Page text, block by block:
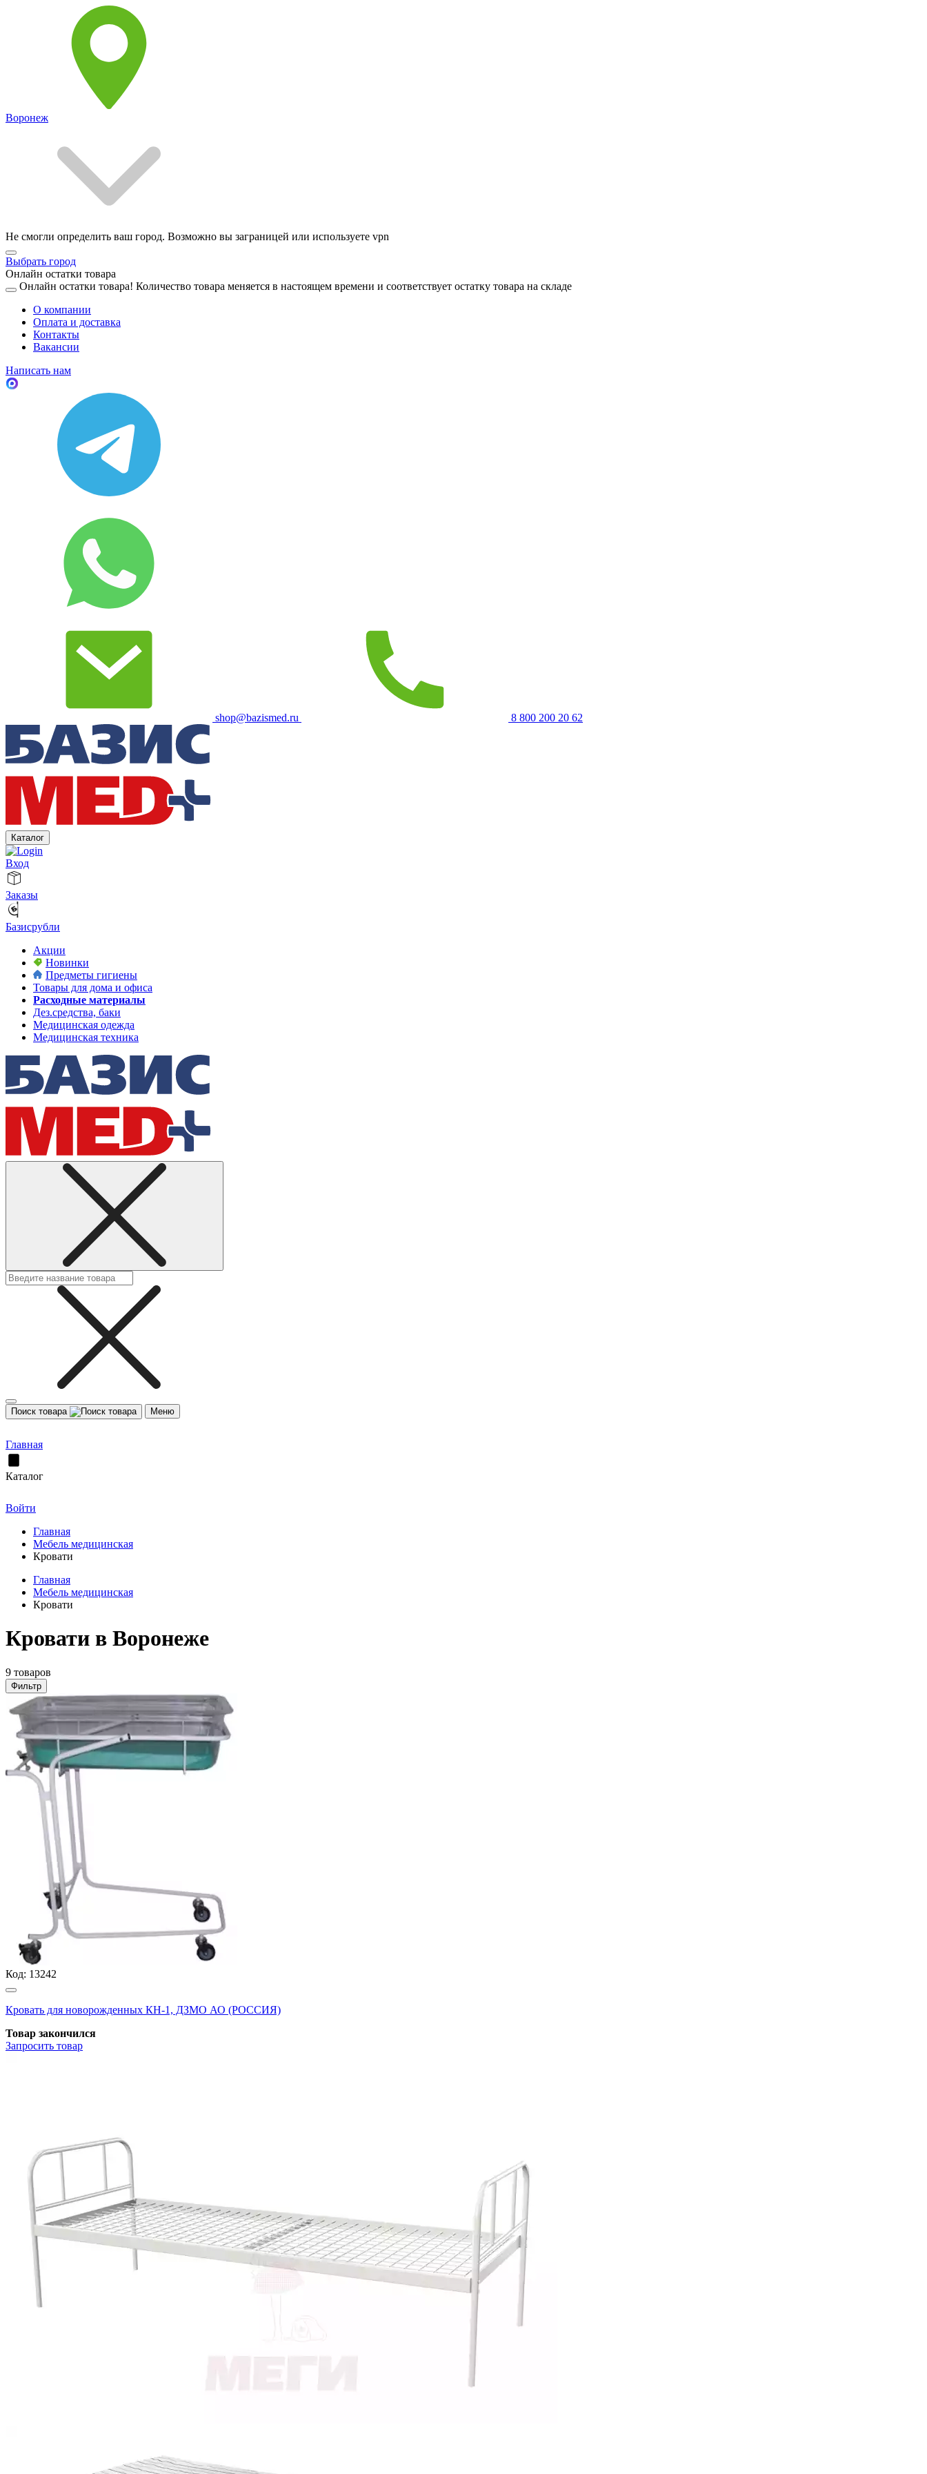
Воронеж
Не смогли определить ваш город. Возможно вы заграницей или используете vpn
Выбрать город
Онлайн остатки товара
Онлайн остатки товара! Количество товара меняется в настоящем времени и соответствует остатку товара на складе
О компании
Оплата и доставка
Контакты
Вакансии
Написать нам
shop@bazismed.ru 8 800 200 20 62
Каталог
Вход
Заказы
Базисрубли
Акции
Новинки
Предметы гигиены
Товары для дома и офиса
Расходные материалы
Дез.средства, баки
Медицинская одежда
Медицинская техника
Поиск товара Меню
Главная
Каталог
Войти
Главная
Мебель медицинская
Кровати
Главная
Мебель медицинская
Кровати
Кровати в Воронеже
9 товаров
Фильтр
Код: 13242
Кровать для новорожденных КН-1, ДЗМО АО (РОССИЯ)
Товар закончился
Запросить товар